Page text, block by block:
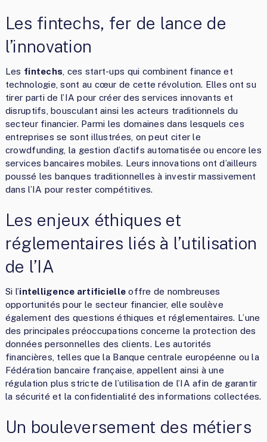
Les fintechs, fer de lance de
l’innovation
Les fintechs , ces start-ups qui combinent finance et
technologie, sont au cœur de cette révolution. Elles ont su
tirer parti de l’IA pour créer des services innovants et
disruptifs, bousculant ainsi les acteurs traditionnels du
secteur financier. Parmi les domaines dans lesquels ces
entreprises se sont illustrées, on peut citer le
crowdfunding, la gestion d’actifs automatisée ou encore les
services bancaires mobiles. Leurs innovations ont d’ailleurs
poussé les banques traditionnelles à investir massivement
dans l’IA pour rester compétitives.
Les enjeux éthiques et
réglementaires liés à l’utilisation
de l’IA
Si l’intelligence artificielle offre de nombreuses
opportunités pour le secteur financier, elle soulève
également des questions éthiques et réglementaires. L’une
des principales préoccupations concerne la protection des
données personnelles des clients. Les autorités
financières, telles que la Banque centrale européenne ou la
Fédération bancaire française, appellent ainsi à une
régulation plus stricte de l’utilisation de l’IA afin de garantir
la sécurité et la confidentialité des informations collectées.
Un bouleversement des métiers